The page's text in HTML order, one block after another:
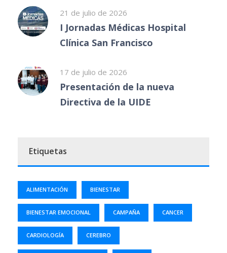
21 de julio de 2026
I Jornadas Médicas Hospital
Clínica San Francisco
17 de julio de 2026
Presentación de la nueva
Directiva de la UIDE
Etiquetas
ALIMENTACIÓN BIENESTAR
BIENESTAR EMOCIONAL CAMPAÑA CANCER
CARDIOLOGÍA CEREBRO